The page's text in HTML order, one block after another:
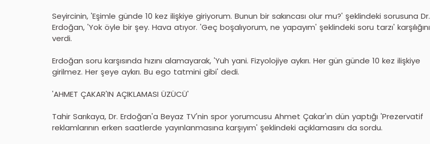
Seyircinin, 'Eşimle günde 10 kez ilişkiye giriyorum. Bunun bir sakıncası olur mu?' şeklindeki sorusuna Dr.
Erdoğan, 'Yok öyle bir şey. Hava atıyor. 'Geç boşalıyorum, ne yapayım' şeklindeki soru tarzı' karşılığını
verdi.
Erdoğan soru karşısında hızını alamayarak, 'Yuh yani. Fizyolojiye aykırı. Her gün günde 10 kez ilişkiye
girilmez. Her şeye aykırı. Bu ego tatmini gibi' dedi.
'AHMET ÇAKAR'IN AÇIKLAMASI ÜZÜCÜ'
Tahir Sarıkaya, Dr. Erdoğan'a Beyaz TV'nin spor yorumcusu Ahmet Çakar'ın dün yaptığı 'Prezervatif
reklamlarının erken saatlerde yayınlanmasına karşıyım' şeklindeki açıklamasını da sordu.